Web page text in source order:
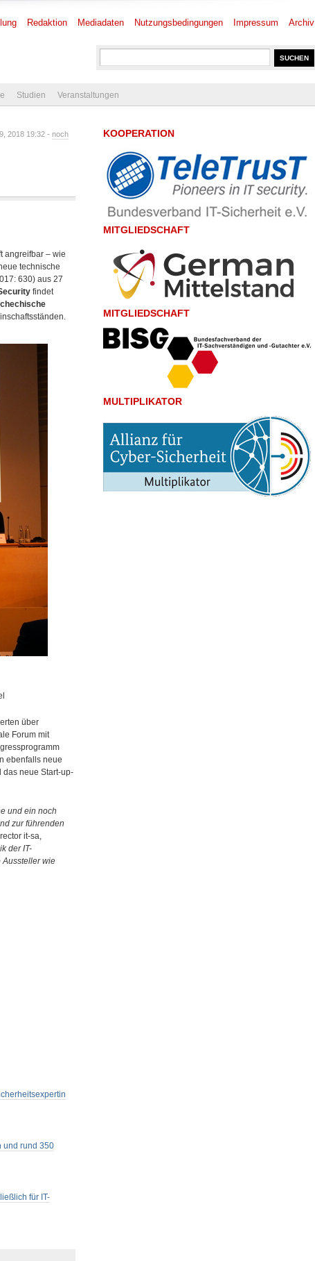
Redaktion Mediadaten Nutzungsbedingungen Impressum Archiv
Studien Veranstaltungen
2018 19:32 - noch
angreifbar – wie
technische
630) aus 27
findet
über
Forum mit
ebenfalls neue
das neue Start-up-
und ein noch
zur führenden
it-sa,
der IT-
Aussteller wie
und rund 350
für IT-
KOOPERATION
MITGLIEDSCHAFT
MITGLIEDSCHAFT
MULTIPLIKATOR